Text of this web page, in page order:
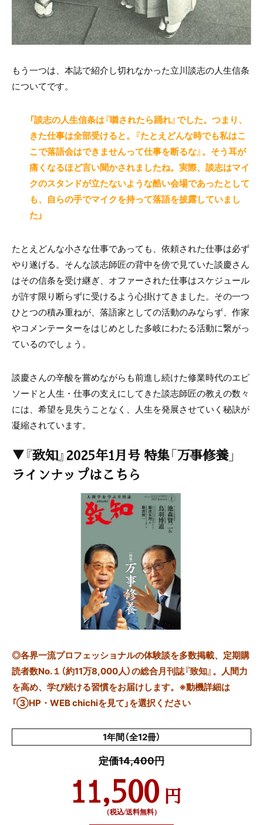
もう一つは、本誌で紹介し切れなかった立川談志の人生信条
についてです。
「談志の人生信条は『囃されたら踊れ』でした。つまり、
きた仕事は全部受けると。『たとえどんな時でも私はこ
こで落語会はできませんって仕事を断るな』。そう耳が
痛くなるほど言い聞かされましたね。実際、談志はマイ
クのスタンドが立たないような酷い会場であったとして
も、自らの手でマイクを持って落語を披露していまし
た」
たとえどんな小さな仕事であっても、依頼された仕事は必ず
やり遂げる。そんな談志師匠の背中を傍で見ていた談慶さん
はその信条を受け継ぎ、オファーされた仕事はスケジュール
が許す限り断らずに受けるよう心掛けてきました。その一つ
ひとつの積み重ねが、落語家としての活動のみならず、作家
やコメンテーターをはじめとした多岐にわたる活動に繋がっ
ているのでしょう。
談慶さんの辛酸を嘗めながらも前進し続けた修業時代のエピ
ソードと人生・仕事の支えにしてきた談志師匠の教えの数々
には、希望を見失うことなく、人生を発展させていく秘訣が
凝縮されています。
▼『致知』2025年1月号 特集「万事修養」
ラインナップはこちら
◎各界一流プロフェッショナルの体験談を多数掲載、定期購
読者数No.１（約11万8,000人）の総合月刊誌『致知』。人間力
を高め、学び続ける習慣をお届けします。※動機詳細は
「③HP・WEB chichiを見て」を選択ください
1年間（全12冊）
定価14,400円
11,500 円
（税込/送料無料）